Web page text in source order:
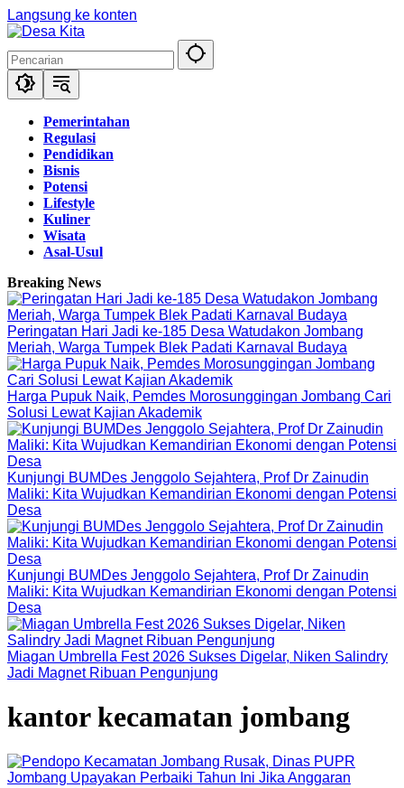
Langsung ke konten
Pemerintahan
Regulasi
Pendidikan
Bisnis
Potensi
Lifestyle
Kuliner
Wisata
Asal-Usul
Breaking News
Peringatan Hari Jadi ke-185 Desa Watudakon Jombang
Meriah, Warga Tumpek Blek Padati Karnaval Budaya
Harga Pupuk Naik, Pemdes Morosunggingan Jombang Cari
Solusi Lewat Kajian Akademik
Kunjungi BUMDes Jenggolo Sejahtera, Prof Dr Zainudin
Maliki: Kita Wujudkan Kemandirian Ekonomi dengan Potensi
Desa
Kunjungi BUMDes Jenggolo Sejahtera, Prof Dr Zainudin
Maliki: Kita Wujudkan Kemandirian Ekonomi dengan Potensi
Desa
Miagan Umbrella Fest 2026 Sukses Digelar, Niken Salindry
Jadi Magnet Ribuan Pengunjung
kantor kecamatan jombang